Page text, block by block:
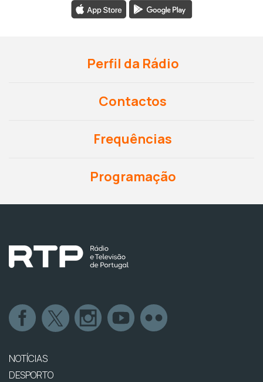
Perfil da Rádio
Contactos
Frequências
Programação
NOTÍCIAS
DESPORTO